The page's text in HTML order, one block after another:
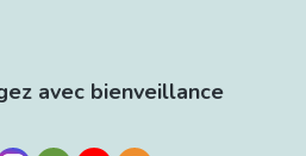
avec bienveillance